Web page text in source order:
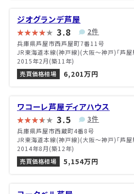
ジオグランデ芦屋
3.8 2件
兵庫県芦屋市西芦屋町7番11号
JR東海道本線(神戸線)(大阪～神戸)「芦屋
2015年2月(築11年)
売買価格相場
6,201万円
ワコーレ芦屋ディアハウス
3.5 3件
兵庫県芦屋市西蔵町4番8号
JR東海道本線(神戸線)(大阪～神戸)「芦屋
2014年8月(築12年)
売買価格相場
5,154万円